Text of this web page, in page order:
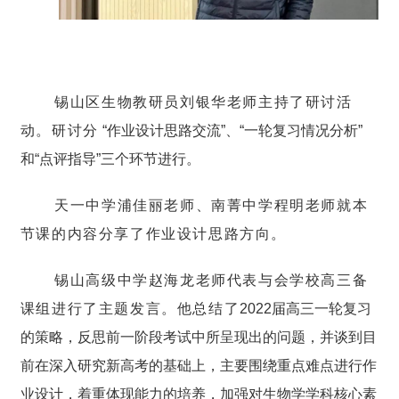
锡山区生物教研员刘银华老师主持了研讨活
动。研讨分 “作业设计思路交流”、“一轮复习情况分析”
和“点评指导”三个环节进行。
天一中学浦佳丽老师、南菁中学程明老师就本
节课的内容分享了作业设计思路方向。
锡山高级中学赵海龙老师代表与会学校高三备
课组进行了主题发言。他总结了 2022届高三一轮复习
的策略，反思前一阶段考试中所呈现出的问题，并谈到目
前在深入研究新高考的基础上，主要围绕重点难点进行作
业设计，着重体现能力的培养，加强对生物学学科核心素